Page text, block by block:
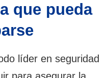
que pueda
líder en seguridad